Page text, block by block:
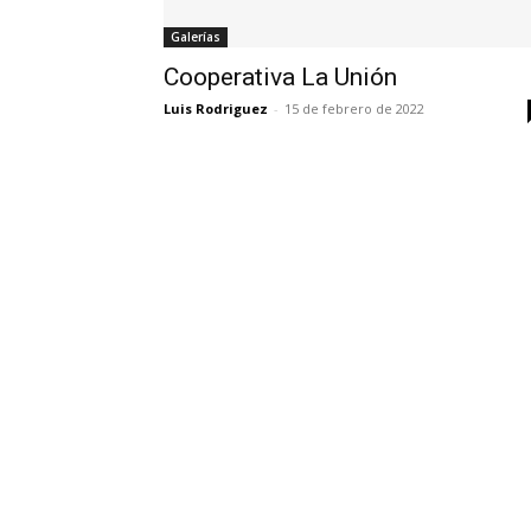
Galerías
Cooperativa La Unión
Luis Rodriguez - 15 de febrero de 2022